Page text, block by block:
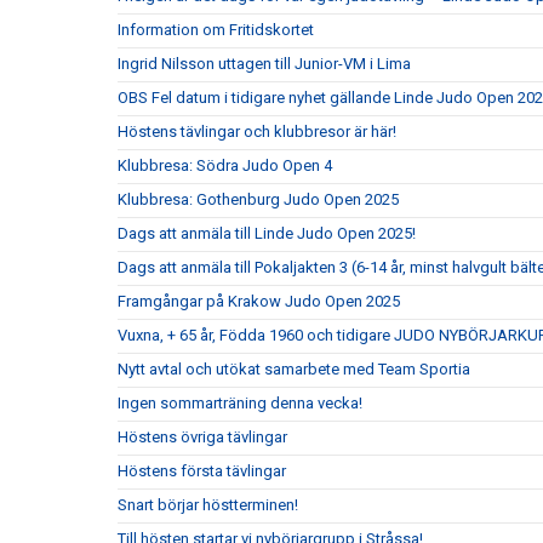
Information om Fritidskortet
Ingrid Nilsson uttagen till Junior-VM i Lima
OBS Fel datum i tidigare nyhet gällande Linde Judo Open
Höstens tävlingar och klubbresor är här!
Klubbresa: Södra Judo Open 4
Klubbresa: Gothenburg Judo Open 2025
Dags att anmäla till Linde Judo Open 2025!
Dags att anmäla till Pokaljakten 3 (6-14 år, minst halvgult
Framgångar på Krakow Judo Open 2025
Vuxna, + 65 år, Födda 1960 och tidigare JUDO
Nytt avtal och utökat samarbete med Team Sportia
Ingen sommarträning denna vecka!
Höstens övriga tävlingar
Höstens första tävlingar
Snart börjar höstterminen!
Till hösten startar vi nybörjargrupp i Stråssa!